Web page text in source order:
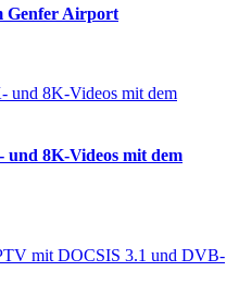
Genfer Airport
und 8K-Videos mit dem